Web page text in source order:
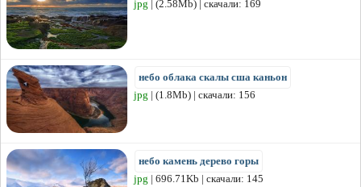
jpg | (2.58Mb) | скачали: 169
небо облака скалы сша каньон
jpg | (1.8Mb) | скачали: 156
небо камень дерево горы
jpg | 696.71Kb | скачали: 145